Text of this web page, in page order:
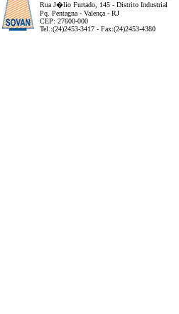
Rua J�lio Furtado, 145 - Distrito Industrial
Pq. Pentagna - Valença - RJ
CEP: 27600-000
Tel.:(24)2453-3417 - Fax:(24)2453-4380